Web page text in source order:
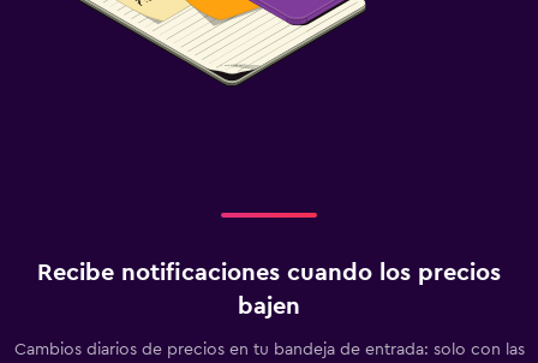
Recibe notificaciones cuando los precios
bajen
Cambios diarios de precios en tu bandeja de entrada: solo con las